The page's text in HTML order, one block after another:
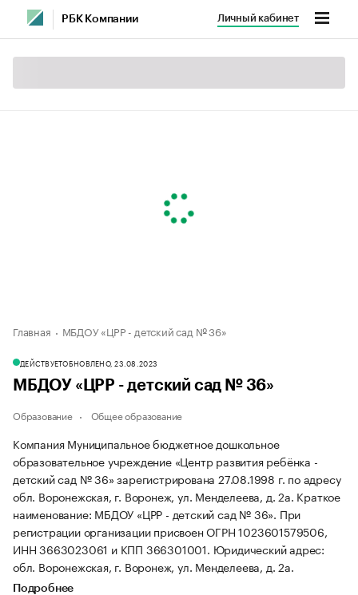
РБК Компании Личный кабинет
Главная МБДОУ «ЦРР - детский сад № 36»
ДЕЙСТВУЕТОБНОВЛЕНО, 23.08.2023
МБДОУ «ЦРР - детский сад № 36»
Образование Общее образование
Компания Муниципальное бюджетное дошкольное
образовательное учреждение «Центр развития ребёнка -
детский сад № 36» зарегистрирована 27.08.1998 г. по адресу
обл. Воронежская, г. Воронеж, ул. Менделеева, д. 2а. Краткое
наименование: МБДОУ «ЦРР - детский сад № 36». При
регистрации организации присвоен ОГРН 1023601579506,
ИНН 3663023061 и КПП 366301001. Юридический адрес:
обл. Воронежская, г. Воронеж, ул. Менделеева, д. 2а.
Подробнее